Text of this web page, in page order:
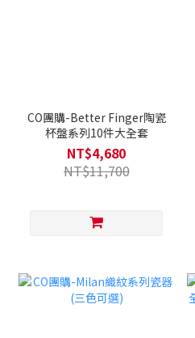
CO團購-Better Finger陶瓷
杯盤系列10件大全套
NT$4,680
NT$11,700